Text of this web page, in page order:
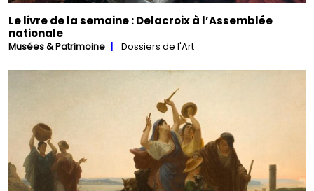
Le livre de la semaine : Delacroix à l’Assemblée
nationale
Musées & Patrimoine Dossiers de l'Art